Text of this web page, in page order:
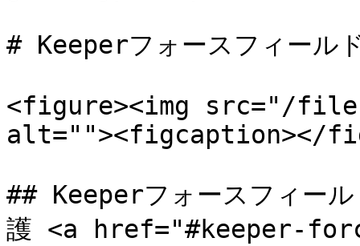
# Keeperフォースフィール
<figure><img src="/files/
alt=""><figcaption></
## Keeperフォースフィー
護 <a href="#keeper-